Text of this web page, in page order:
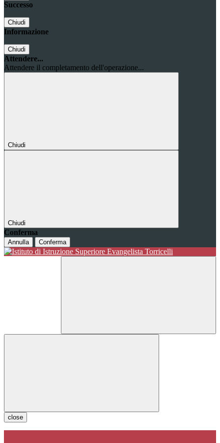
Successo
Chiudi
Informazione
Chiudi
Attendere...
Attendere il completamento dell'operazione...
Chiudi
Chiudi
Conferma
Annulla Conferma
close